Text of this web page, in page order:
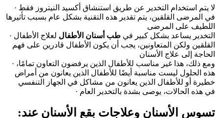
· لا يتم استخدام التخدير عن طريق استنشاق أكسيد النيتروز فقط
في المرضى القلقين، يتم تقدير هذه التقنية بشكل عام بسبب تأثيرها
اللطيف على المرضى
· التخدير يساعد بشكل كبير في طب أسنان الأطفال لعلاج الأطفال
القلقين ولكن المتعاونين، يجب أن يكون الأطفال قادرين على فهم
الحاجة إلى علاج الأسنان
· ومع ذلك، هذا غير مناسب للأطفال الذين يرفضون التعاون تمامًا،
هذه الحلول ليست مناسبة أيضًا للأطفال الذين يعانون من أمراض
خطيرة أو للأطفال الذين يعانون من مشاكل في الجهاز التنفسي
· في هذه الحالات، يوصى بشدة بالتخدير العام
:تسوس الأسنان وعلاجات بقع الأسنان عند